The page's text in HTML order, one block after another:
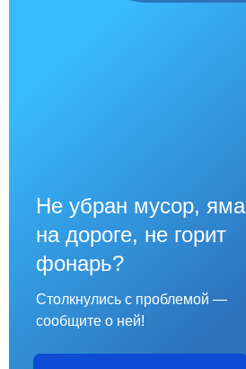
Не убран мусор, яма
на дороге, не горит
фонарь?
Столкнулись с проблемой —
сообщите о ней!